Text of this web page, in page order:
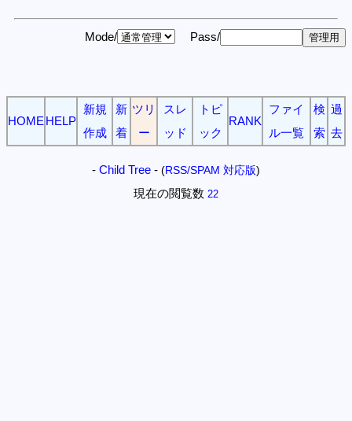
Mode/ Pass/
HOME HELP
新規
作成
新
着
ツリ
ー
スレ
ッド
トピ
ック
RANK
ファイ
ル一覧
検
索
過
去
- Child Tree - (RSS/SPAM 対応版)
現在の閲覧数 22